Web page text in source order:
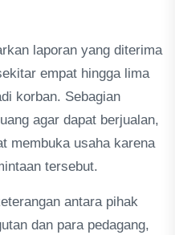
laporan yang diterima
empat hingga lima
korban. Sebagian
agar dapat berjualan,
membuka usaha karena
tersebut.
antara pihak
dan para pedagang,